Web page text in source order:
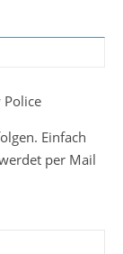
Police
Einfach
per Mail